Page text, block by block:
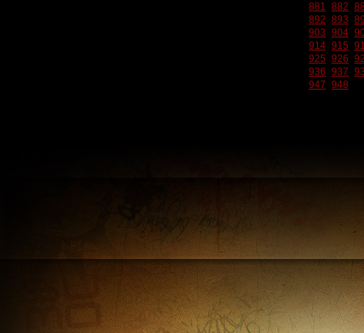
881 882
892 893
903 904
914 915
925 926
936 937
947 948